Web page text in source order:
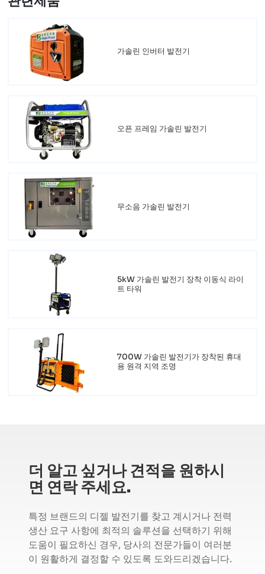
가솔린 인버터 발전기
오픈 프레임 가솔린 발전기
무소음 가솔린 발전기
5kW 가솔린 발전기 장착 이동식 라이
트 타워
700W 가솔린 발전기가 장착된 휴대
용 원격 지역 조명
더 알고 싶거나 견적을 원하시
면 연락 주세요.
특정 브랜드의 디젤 발전기를 찾고 계시거나 전력
생산 요구 사항에 최적의 솔루션을 선택하기 위해
도움이 필요하신 경우, 당사의 전문가들이 여러분
이 원활하게 결정할 수 있도록 도와드리겠습니다.